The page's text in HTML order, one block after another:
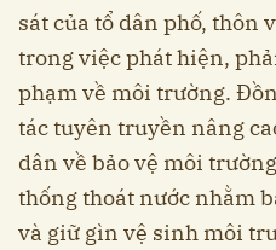
sát của tổ dân phố, thôn
trong việc phát hiện,
phạm về môi trường.
tác tuyên truyền nâng
dân về bảo vệ môi
thống thoát nước nhằm
và giữ gìn vệ sinh môi